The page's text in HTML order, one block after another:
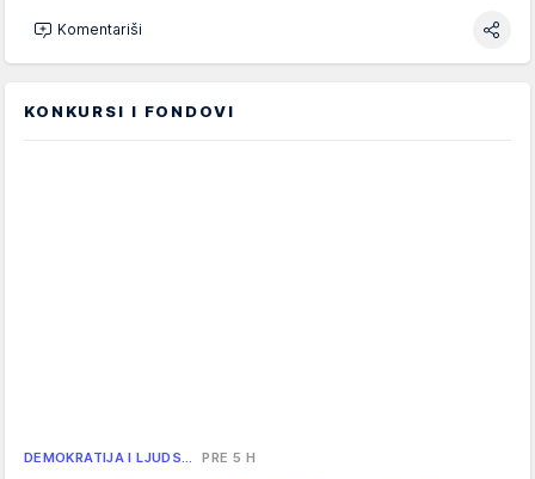
Komentariši
KONKURSI I FONDOVI
DEMOKRATIJA I LJUDS… PRE 5 H